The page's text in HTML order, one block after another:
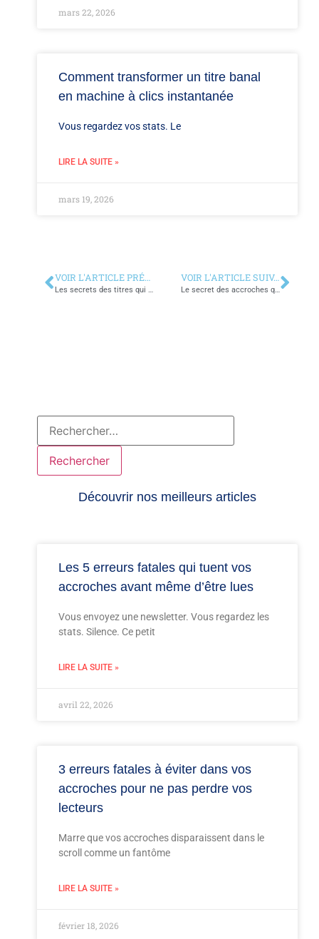
mars 22, 2026
Comment transformer un titre banal
en machine à clics instantanée
Vous regardez vos stats. Le
LIRE LA SUITE »
mars 19, 2026
VOIR L'ARTICLE PRÉCÉDENT
Les secrets des titres qui transforment un simple clic en vente immédiate
VOIR L'ARTICLE SUIVANT
Le secret des accroches qui font cliquer avant même de lire l’offre
Découvrir nos meilleurs articles
Les 5 erreurs fatales qui tuent vos
accroches avant même d’être lues
Vous envoyez une newsletter. Vous regardez les
stats. Silence. Ce petit
LIRE LA SUITE »
avril 22, 2026
3 erreurs fatales à éviter dans vos
accroches pour ne pas perdre vos
lecteurs
Marre que vos accroches disparaissent dans le
scroll comme un fantôme
LIRE LA SUITE »
février 18, 2026